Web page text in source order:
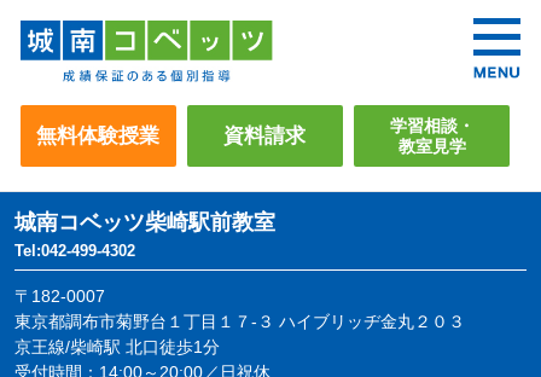
無料体験授業 資料請求
学習相談・
教室見学
城南コベッツ柴崎駅前教室
Tel:042-499-4302
〒182-0007
東京都調布市菊野台１丁目１７-３ ハイブリッヂ金丸２０３
京王線/柴崎駅 北口徒歩1分
受付時間：14:00～20:00／日祝休